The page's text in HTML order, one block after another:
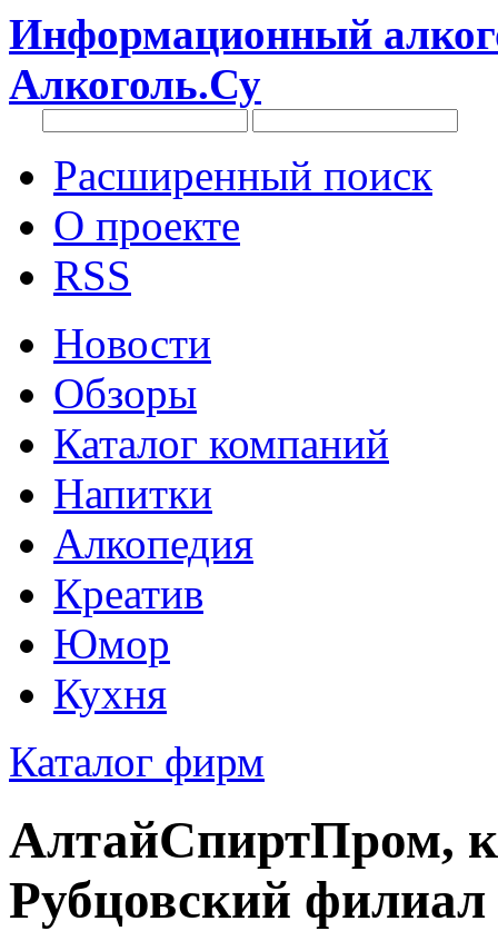
Информационный
Алкоголь.Су
Расширенный поиск
О проекте
RSS
Новости
Обзоры
Каталог компаний
Напитки
Алкопедия
Креатив
Юмор
Кухня
Каталог фирм
АлтайСпиртПром,
Рубцовский филиал